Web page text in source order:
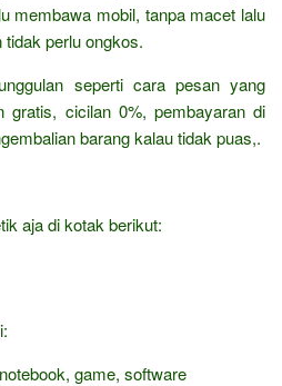
membawa mobil, tanpa macet lalu
tidak perlu ongkos.
seperti cara pesan yang
gratis, cicilan 0%, pembayaran di
barang kalau tidak puas,.
aja di kotak berikut:
game, software